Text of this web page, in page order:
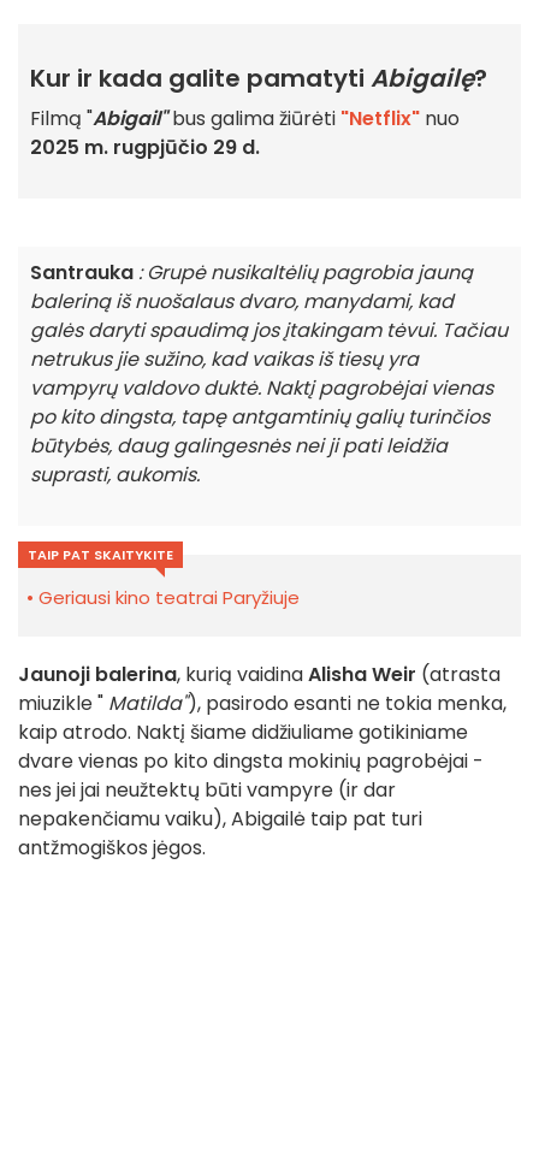
Kur ir kada galite pamatyti Abigailę?
Filmą "Abigail"bus galima žiūrėti "Netflix" nuo
2025 m. rugpjūčio 29 d.
Santrauka : Grupė nusikaltėlių pagrobia jauną
baleriną iš nuošalaus dvaro, manydami, kad
galės daryti spaudimą jos įtakingam tėvui. Tačiau
netrukus jie sužino, kad vaikas iš tiesų yra
vampyrų valdovo duktė. Naktį pagrobėjai vienas
po kito dingsta, tapę antgamtinių galių turinčios
būtybės, daug galingesnės nei ji pati leidžia
suprasti, aukomis.
TAIP PAT SKAITYKITE
Geriausi kino teatrai Paryžiuje
Jaunoji balerina, kurią vaidinaAlisha Weir (atrasta
miuzikle " Matilda"), pasirodo esanti ne tokia menka,
kaip atrodo. Naktį šiame didžiuliame gotikiniame
dvare vienas po kito dingsta mokinių pagrobėjai -
nes jei jai neužtektų būti vampyre (ir dar
nepakenčiamu vaiku), Abigailė taip pat turi
antžmogiškos jėgos.